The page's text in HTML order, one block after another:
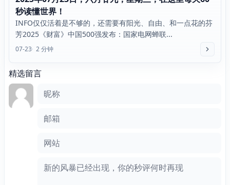
秒读懂世界！
INFO仅仅活着是不够的，还需要有阳光、自由、和一点花的芬
芳2025《财富》中国500强发布：国家电网蝉联...
07-23 2 分钟
精选留言
昵称
邮箱
网站
评论框